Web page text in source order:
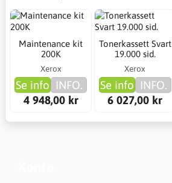
Maintenance kit
200K
Xerox
Se info INFO.
4 948,00 kr
Tonerkassett Svart
19.000 sid.
Xerox
Se info INFO.
6 027,00 kr